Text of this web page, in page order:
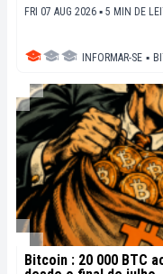
FRI 07 AUG 2026 ▪ 5 MIN DE
INFORMAR-SE ▪
Bitcoin : 20 000 BTC